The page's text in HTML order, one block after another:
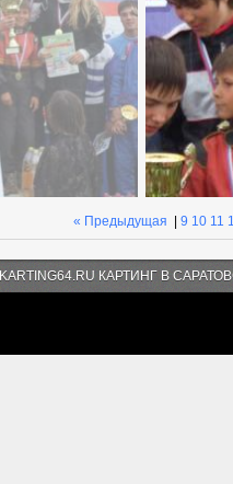
« Предыдущая 9 10 11
KARTING64.RU КАРТИНГ В